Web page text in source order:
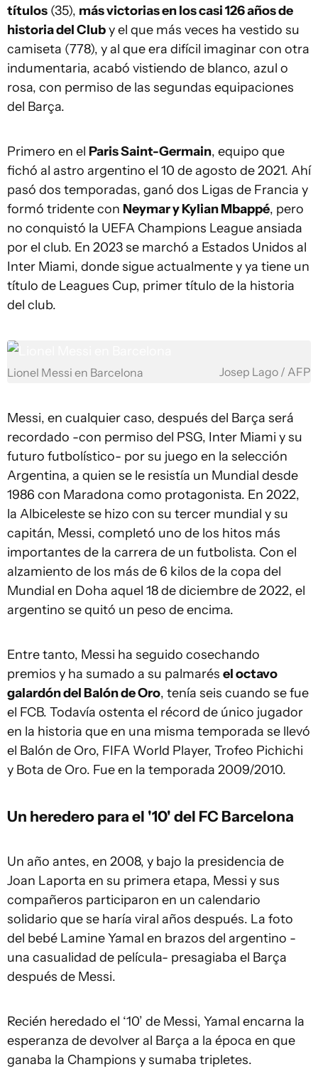
títulos (35), más victorias en los casi 126 años de
historia del Cluby el que más veces ha vestido su
camiseta (778), y al que era difícil imaginar con otra
indumentaria, acabó vistiendo de blanco, azul o
rosa, con permiso de las segundas equipaciones
del Barça.
Primero en el Paris Saint-Germain, equipo que
fichó al astro argentino el 10 de agosto de 2021. Ahí
pasó dos temporadas, ganó dos Ligas de Francia y
formó tridente con Neymar y Kylian Mbappé, pero
no conquistó la UEFA Champions League ansiada
por el club. En 2023 se marchó a Estados Unidos al
Inter Miami, donde sigue actualmente y ya tiene un
título de Leagues Cup, primer título de la historia
del club.
Lionel Messi en Barcelona Josep Lago / AFP
Messi, en cualquier caso, después del Barça será
recordado -con permiso del PSG, Inter Miami y su
futuro futbolístico- por su juego en la selección
Argentina, a quien se le resistía un Mundial desde
1986 con Maradona como protagonista. En 2022,
la Albiceleste se hizo con su tercer mundial y su
capitán, Messi, completó uno de los hitos más
importantes de la carrera de un futbolista. Con el
alzamiento de los más de 6 kilos de la copa del
Mundial en Doha aquel 18 de diciembre de 2022, el
argentino se quitó un peso de encima.
Entre tanto, Messi ha seguido cosechando
premios y ha sumado a su palmarés el octavo
galardón del Balón de Oro, tenía seis cuando se fue
el FCB. Todavía ostenta el récord de único jugador
en la historia que en una misma temporada se llevó
el Balón de Oro, FIFA World Player, Trofeo Pichichi
y Bota de Oro. Fue en la temporada 2009/2010.
Un heredero para el '10' del FC Barcelona
Un año antes, en 2008, y bajo la presidencia de
Joan Laporta en su primera etapa, Messi y sus
compañeros participaron en un calendario
solidario que se haría viral años después. La foto
del bebé Lamine Yamal en brazos del argentino -
una casualidad de película- presagiaba el Barça
después de Messi.
Recién heredado el ‘10’ de Messi, Yamal encarna la
esperanza de devolver al Barça a la época en que
ganaba la Champions y sumaba tripletes.